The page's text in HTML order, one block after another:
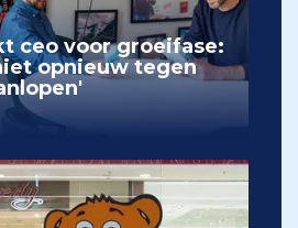
ceo voor groeifase:
opnieuw tegen